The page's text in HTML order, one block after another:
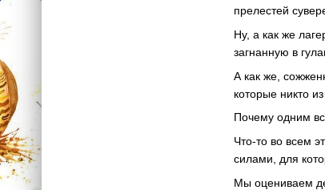
прелестей
Ну, а как же
загнанную в
А как же,
которые никто
Почему одним
Что-то во всем
силами, для
Мы оцениваем